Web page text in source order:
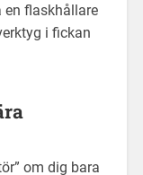
en flaskhållare
i fickan
om dig bara